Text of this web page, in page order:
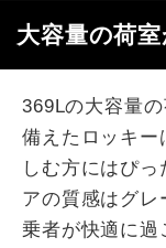
大容量の荷
369Lの大容量
備えたロッキー
しむ方にはぴ
アの質感はグレ
乗者が快適に過